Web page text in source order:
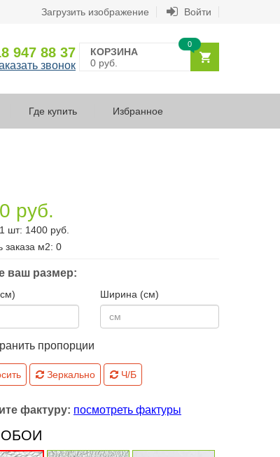
Загрузить изображение Войти
947 88 37
звонок
КОРЗИНА
0 руб.
0
Где купить Избранное
руб.
шт: 1400 руб.
м2: 0
ваш размер:
Ширина (см)
пропорции
Зеркально Ч/Б
фактуру: посмотреть фактуры